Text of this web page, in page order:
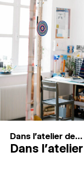
MAGAZINE
ESPACES DE
Recherche
Connexion
Dans l'atelier de...
Dans